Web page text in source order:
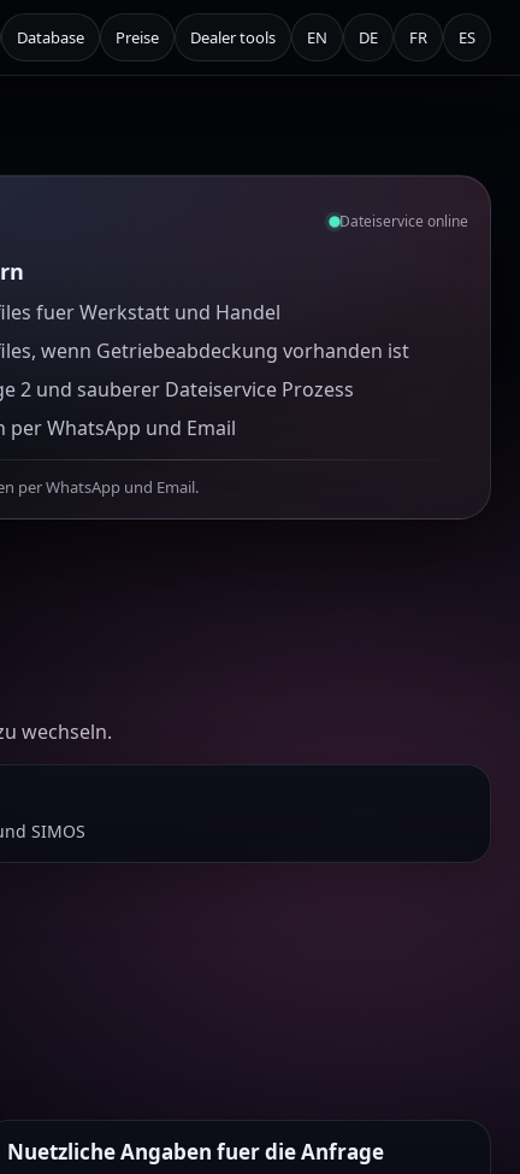
Database Preise Dealer tools EN DE FR ES
Dateiservice online
fuer Werkstatt und Handel
wenn Getriebeabdeckung vorhanden ist
2 und sauberer Dateiservice Prozess
per WhatsApp und Email
per WhatsApp und Email.
wechseln.
SIMOS
Nuetzliche Angaben fuer die Anfrage